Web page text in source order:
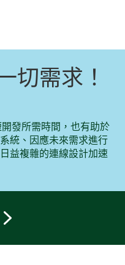
切需求！
發所需時間，也有助於
統、因應未來需求進行
益複雜的連線設計加速